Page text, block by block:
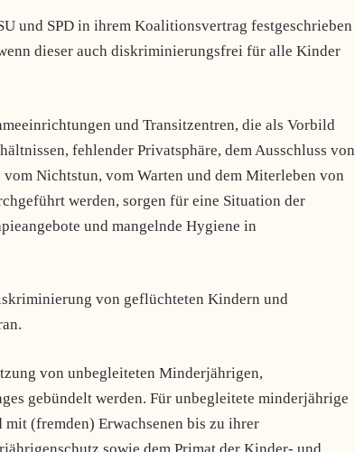
und SPD in ihrem Koalitionsvertrag festgeschrieben
dieser auch diskriminierungsfrei für alle Kinder
und Transitzentren, die als Vorbild
fehlender Privatsphäre, dem Ausschluss von
Nichtstun, vom Warten und dem Miterleben von
werden, sorgen für eine Situation der
und mangelnde Hygiene in
von geflüchteten Kindern und
von unbegleiteten Minderjährigen,
gebündelt werden. Für unbegleitete minderjährige
(fremden) Erwachsenen bis zu ihrer
sowie dem Primat der Kinder- und